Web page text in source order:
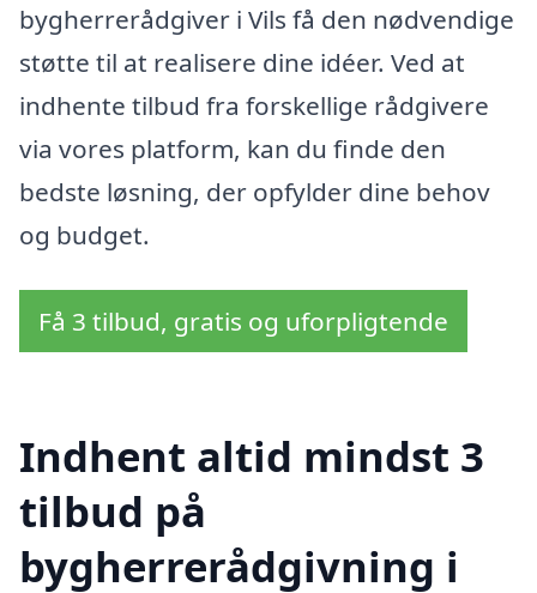
bygherrerådgiver i Vils få den nødvendige
støtte til at realisere dine idéer. Ved at
indhente tilbud fra forskellige rådgivere
via vores platform, kan du finde den
bedste løsning, der opfylder dine behov
og budget.
Få 3 tilbud, gratis og uforpligtende
Indhent altid mindst 3
tilbud på
bygherrerådgivning i